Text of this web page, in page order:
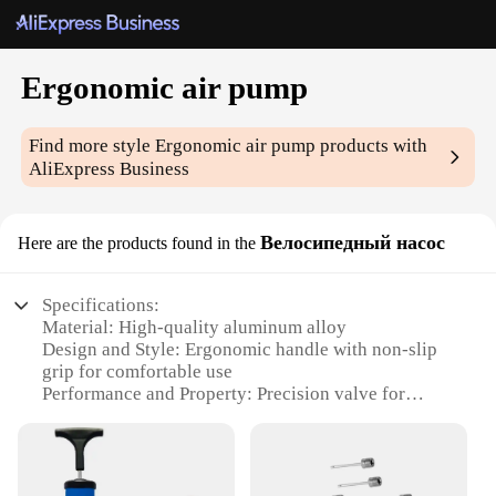
Ergonomic air pump
Find more styleErgonomic air pump products with
AliExpress Business
Here are the products found in the Велосипедный насос
Specifications:
Material: High-quality aluminum alloy
Design and Style: Ergonomic handle with non-slip
grip for comfortable use
Performance and Property: Precision valve for
Parts and Accessories: Includes a versatile Presta
and Schrader valve adapter
Usage and Purpose: Ideal for inflating bicycle tires